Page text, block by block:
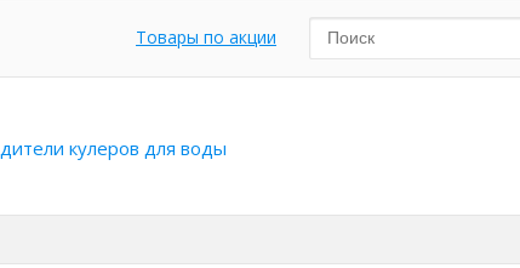
Товары по акции
кулеров для воды